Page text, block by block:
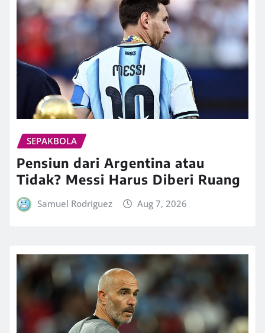
SEPAKBOLA
Pensiun dari Argentina atau
Tidak? Messi Harus Diberi Ruang
Samuel Rodriguez Aug 7, 2026